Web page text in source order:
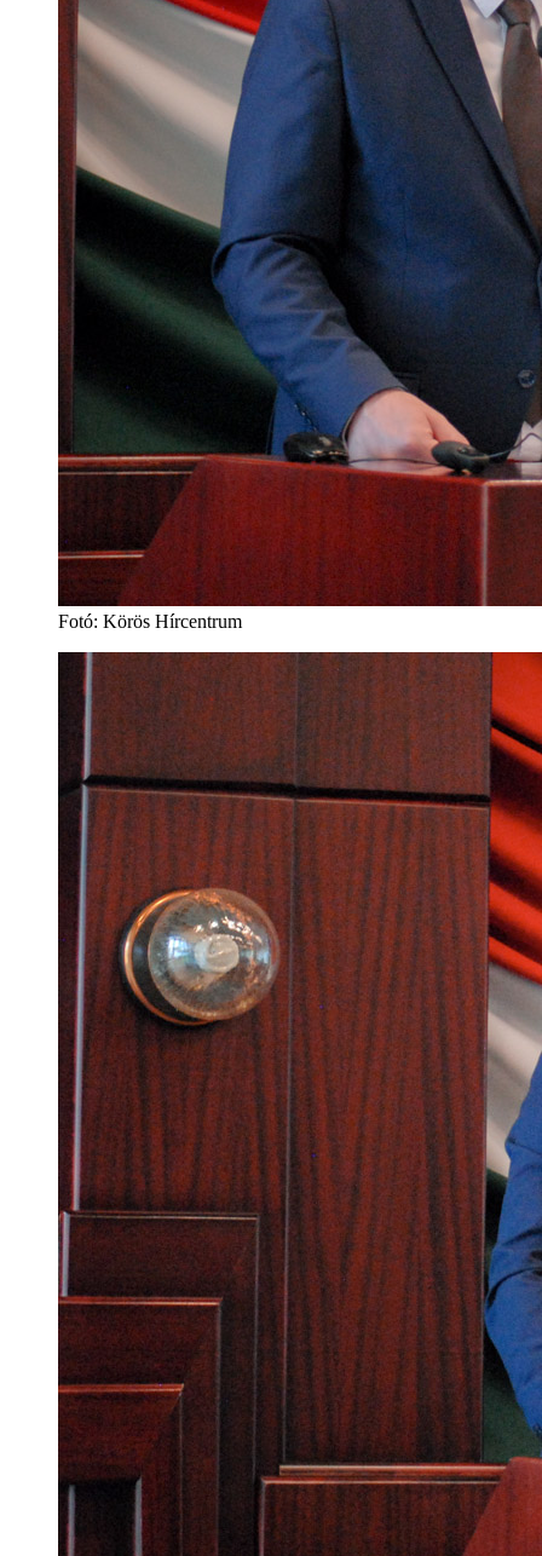
Fotó: Körös Hírcentrum